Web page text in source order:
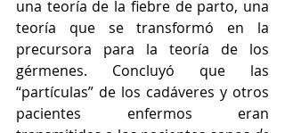
una teoría de la fiebre de parto, una
teoría que se transformó en la
precursora para la teoría de los
gérmenes. Concluyó que las
“partículas” de los cadáveres y otros
pacientes enfermos eran